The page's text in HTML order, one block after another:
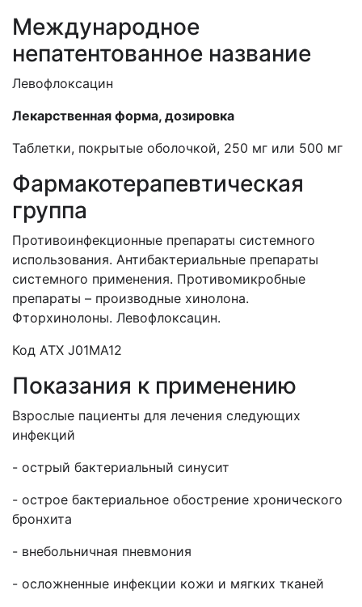
Международное
непатентованное название
Левофлоксацин
Лекарственная форма, дозировка
Таблетки, покрытые оболочкой, 250 мг или 500 мг
Фармакотерапевтическая
группа
Противоинфекционные препараты системного
использования. Антибактериальные препараты
системного применения. Противомикробные
препараты – производные хинолона.
Фторхинолоны. Левофлоксацин.
Код АТХ J01MA12
Показания к применению
Взрослые пациенты для лечения следующих
инфекций
- острый бактериальный синусит
- острое бактериальное обострение хронического
бронхита
- внебольничная пневмония
- осложненные инфекции кожи и мягких тканей